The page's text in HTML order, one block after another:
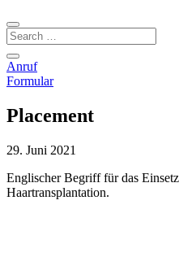
Anruf
Formular
Placement
29. Juni 2021
Englischer Begriff für das
Haartransplantation.